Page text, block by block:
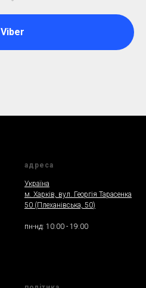
Viber
адреса
Україна
м. Харкiв, вул. Георгія Тарасенка
50 (Плеханiвська, 50)
пн-нд: 10:00 - 19:00